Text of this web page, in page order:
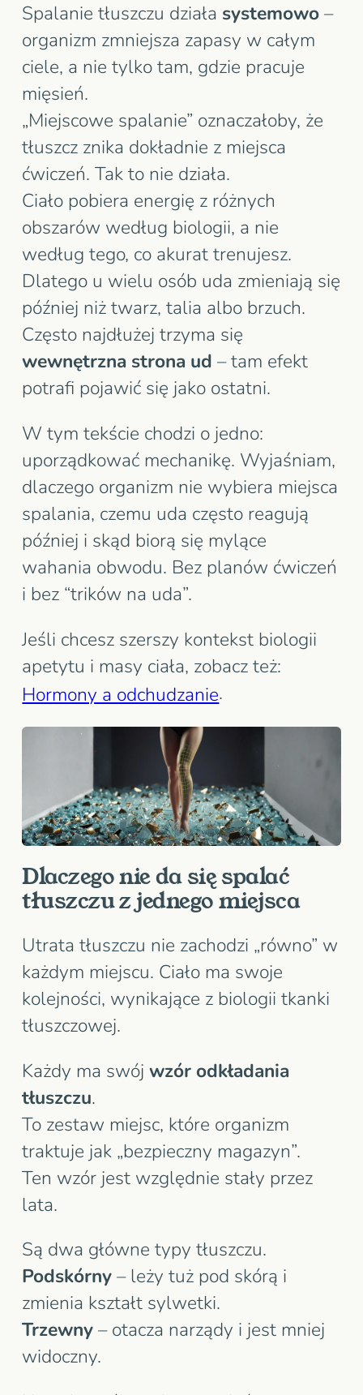
Dlaczego nie da się regulować
jednego miejsca, tylko cały organizm
Pytania, które Cię mogą nurtować:
Spalanie tłuszczu działa systemowo–
organizm zmniejsza zapasy w całym
ciele, a nie tylko tam, gdzie pracuje
mięsień.
„Miejscowe spalanie” oznaczałoby, że
tłuszcz znika dokładnie z miejsca
ćwiczeń. Tak to nie działa.
Ciało pobiera energię z różnych
obszarów według biologii, a nie
według tego, co akurat trenujesz.
Dlatego u wielu osób uda zmieniają się
później niż twarz, talia albo brzuch.
Często najdłużej trzyma się
wewnętrzna strona ud – tam efekt
potrafi pojawić się jako ostatni.
W tym tekście chodzi o jedno:
uporządkować mechanikę. Wyjaśniam,
dlaczego organizm nie wybiera miejsca
spalania, czemu uda często reagują
później i skąd biorą się mylące
wahania obwodu. Bez planów ćwiczeń
i bez “trików na uda”.
Jeśli chcesz szerszy kontekst biologii
apetytu i masy ciała, zobacz też:
Hormony a odchudzanie.
Dlaczego nie da się spalać
tłuszczu z jednego miejsca
Utrata tłuszczu nie zachodzi „równo” w
każdym miejscu. Ciało ma swoje
kolejności, wynikające z biologii tkanki
tłuszczowej.
Każdy ma swójwzór odkładania
tłuszczu.
To zestaw miejsc, które organizm
traktuje jak „bezpieczny magazyn”.
Ten wzór jest względnie stały przez
lata.
Są dwa główne typy tłuszczu.
Podskórny– leży tuż pod skórą i
zmienia kształt sylwetki.
Trzewny– otacza narządy i jest mniej
widoczny.